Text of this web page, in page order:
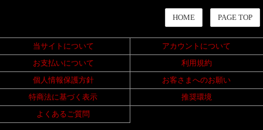
HOME PAGE TOP
当サイトについて
アカウントについて
お支払いについて
利用規約
個人情報保護方針
お客さまへのお願い
特商法に基づく表示
推奨環境
よくあるご質問